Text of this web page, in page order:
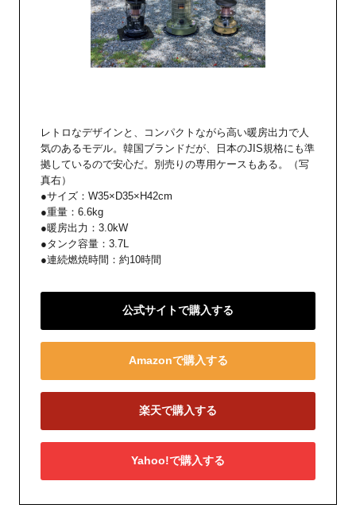
レトロなデザインと、コンパクトながら高い暖房出力で人
気のあるモデル。韓国ブランドだが、日本のJIS規格にも準
拠しているので安心だ。別売りの専用ケースもある。（写
真右）
●サイズ：W35×D35×H42cm
●重量：6.6kg
●暖房出力：3.0kW
●タンク容量：3.7L
●連続燃焼時間：約10時間
公式サイトで購入する
Amazonで購入する
楽天で購入する
Yahoo!で購入する